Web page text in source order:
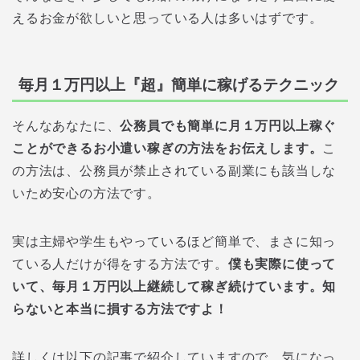
えるお金が欲しいと思っている人は多いはずです。
毎月１万円以上『超』簡単に稼げるテクニック
そんなあなたに、公務員でも簡単に月１万円以上稼ぐ
ことができるお小遣い稼ぎの方法をお伝えします。 こ
の方法は、公務員が禁止されている副業にも該当しな
いため安心の方法です。
実は主婦や学生もやっているほど簡単で、まさに知っ
ている人だけが得をする方法です。 僕も実際に使って
いて、毎月１万円以上継続して稼ぎ続けています。知
らないと本当に損する方法ですよ！
詳しくは以下の記事で紹介していますので、気になっ